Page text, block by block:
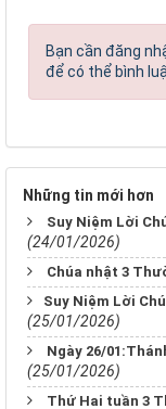
Bạn cần đăng
để có thể bình
Những tin mới hơn
Suy Niệm Lời
(24/01/2026)
Chúa nhật 3
​​​​​​​Suy Niệm Lời
(25/01/2026)
Ngày 26/
(25/01/2026)
Thứ Hai tuần 3